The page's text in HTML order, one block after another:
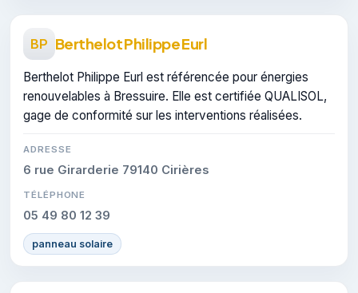
BP Berthelot Philippe Eurl
Berthelot Philippe Eurl est référencée pour énergies
renouvelables à Bressuire. Elle est certifiée QUALISOL,
gage de conformité sur les interventions réalisées.
ADRESSE
6 rue Girarderie 79140 Cirières
TÉLÉPHONE
05 49 80 12 39
panneau solaire